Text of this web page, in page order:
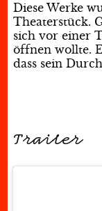
Diese Werke
Theaterstück.
sich vor einer
öffnen wollte.
dass sein
Trailer